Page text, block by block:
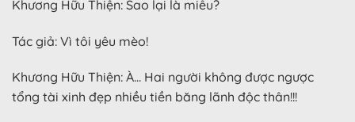
Khương Hữu Thiện: Sao lại là miêu?
Tác giả: Vì tôi yêu mèo!
Khương Hữu Thiện: À… Hai người không được ngược
tổng tài xinh đẹp nhiều tiền băng lãnh độc thân!!!